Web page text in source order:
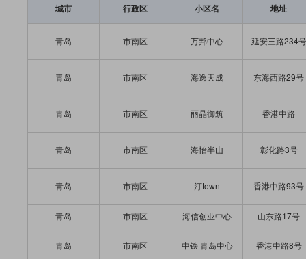
城市 行政区 小区名 地址
青岛 市南区 万邦中心 延安三路234号
青岛 市南区 海逸天成 东海西路29号
青岛 市南区 丽晶御筑 香港中路
青岛 市南区 海怡半山 彰化路3号
青岛 市南区 汀town 香港中路93号
青岛 市南区 海信创业中心 山东路17号
青岛 市南区 中铁·青岛中心 香港中路8号